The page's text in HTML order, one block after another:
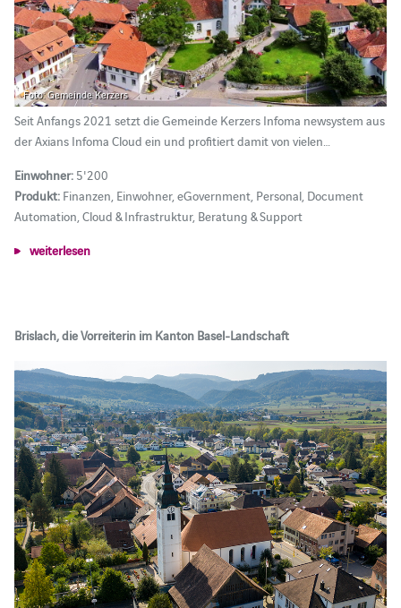
Foto: Gemeinde Kerzers
Seit Anfangs 2021 setzt die Gemeinde Kerzers Infoma newsystem aus
der Axians Infoma Cloud ein und profitiert damit von vielen…
Einwohner:5'200
Produkt:Finanzen, Einwohner, eGovernment, Personal, Document
Automation, Cloud & Infrastruktur, Beratung & Support
weiterlesen
Brislach, die Vorreiterin im Kanton Basel-Landschaft